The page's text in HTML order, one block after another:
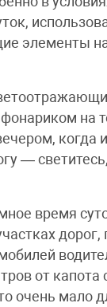
элементы
фонариком на
когда
—
время
дорог,
от капота
очень мало